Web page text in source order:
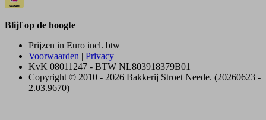
Blijf op de hoogte
Prijzen in Euro incl. btw
Voorwaarden | Privacy
KvK 08011247 - BTW NL803918379B01
Copyright © 2010 - 2026 Bakkerij Stroet Neede. (20260623 -
2.03.9670)